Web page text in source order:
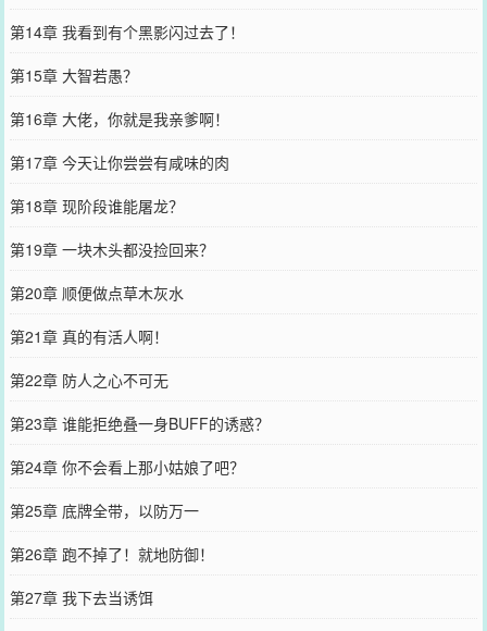
第14章 我看到有个黑影闪过去了！
第15章 大智若愚？
第16章 大佬，你就是我亲爹啊！
第17章 今天让你尝尝有咸味的肉
第18章 现阶段谁能屠龙？
第19章 一块木头都没捡回来？
第20章 顺便做点草木灰水
第21章 真的有活人啊！
第22章 防人之心不可无
第23章 谁能拒绝叠一身BUFF的诱惑？
第24章 你不会看上那小姑娘了吧？
第25章 底牌全带，以防万一
第26章 跑不掉了！就地防御！
第27章 我下去当诱饵